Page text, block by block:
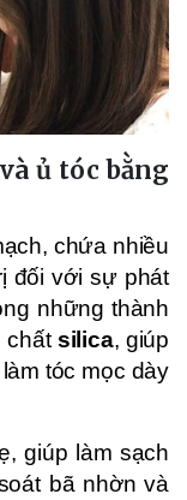
ủ tóc bằng
chứa nhiều
đối với sự phát
những thành
chất silica, giúp
tóc mọc dày
giúp làm sạch
bã nhờn và